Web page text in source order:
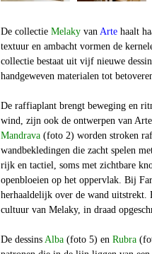
De collectie Melaky van Arte haalt
textuur en ambacht vormen de
collectie bestaat uit vijf nieuwe
handgeweven materialen tot
De raffiaplant brengt beweging en
wind, zijn ook de ontwerpen van
Mandrava (foto 2) worden stroken
wandbekledingen die zacht spelen
rijk en tactiel, soms met zichtbare
openbloeien op het oppervlak. Bij
herhaaldelijk over de wand uitstrekt.
cultuur van Melaky, in draad
De dessins Alba (foto 5) en Rubra